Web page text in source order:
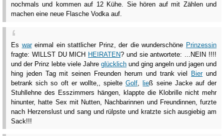
nochmals und kommen auf 12 Kühe. Sie hören auf mit Zählen und
machen eine neue Flasche Vodka auf.
Es wareinmal ein stattlicher Prinz, der die wunderschöne Prinzessin
fragte: WILLST DU MICH HEIRATEN? und sie antwortete: ...NEIN !!!!
und der Prinz lebte viele Jahre glücklich und ging angeln und jagen und
hing jeden Tag mit seinen Freunden herum und trank viel Bierund
betrank sich so oft er wollte,, spielteGolf ,ließ seine Jacke auf der
Stuhllehne des Esszimmers hängen, klappte die Klobrille nicht mehr
hinunter, hatte Sex mit Nutten, Nachbarinnen und Freundinnen, furzte
nach Herzenslust und sang und rülpste und kratzte sich ausgiebig am
Sack!!!